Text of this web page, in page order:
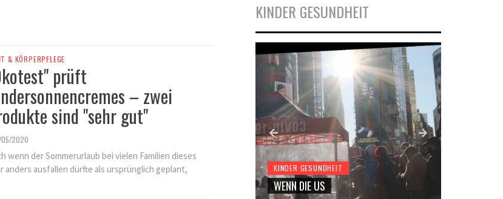
& KÖRPERPFLEGE
prüft
– zwei
sind "sehr gut"
2020
wenn der Sommerurlaub bei vielen Familien dieses
anders ausfallen dürfte als ursprünglich geplant,
KINDER GESUNDHEIT
FINDEN SIE ES ALS KINDERARZT
NICHT FRUSTRIEREND, DASS ALLES
KINDER GESUNDHEIT
WENN DIE US